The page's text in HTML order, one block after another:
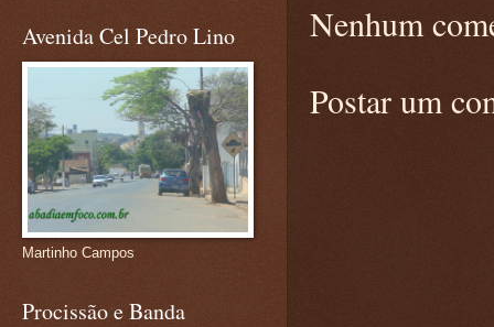
Nenhum
Postar um
Avenida Cel Pedro Lino
Martinho Campos
Procissão e Banda